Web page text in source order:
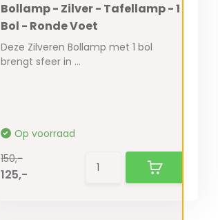
Bollamp - Zilver - Tafellamp - 1
Bol - Ronde Voet
Deze Zilveren Bollamp met 1 bol
brengt sfeer in ...
Op voorraad
150,-
125,-